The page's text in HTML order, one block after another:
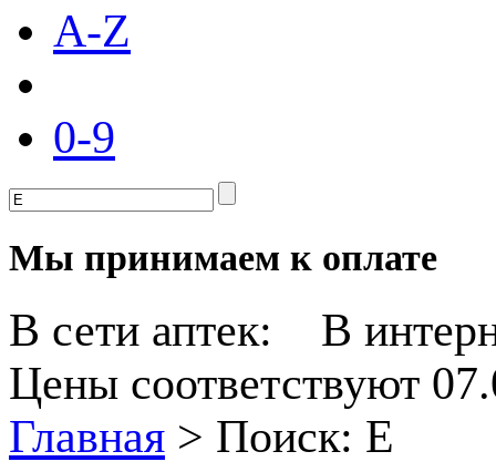
A-Z
0-9
Мы принимаем к оплате
В сети аптек:
В
Цены соответствуют
Главная > Поиск: Е